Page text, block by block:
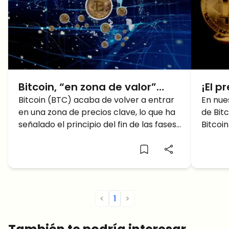
Bitcoin, “en zona de valor”
cuando el índice de precios
BTC se vuelve verde
nuevamente
Bitcoin (BTC) acaba de volver a entrar
en una zona de precios clave, lo que ha
señalado el principio del fin de las fases
¡El
30K?
En
de
< 1 >